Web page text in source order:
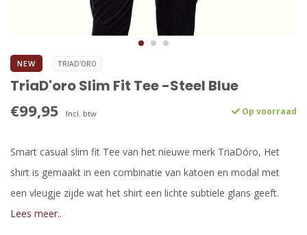
NEW TRIAD'ORO
TriaD'oro Slim Fit Tee -Steel Blue
€99,95 Incl. btw Op voorraad
Smart casual slim fit Tee van het nieuwe merk TriaDóro, Het
shirt is gemaakt in een combinatie van katoen en modal met
een vleugje zijde wat het shirt een lichte subtiele glans geeft.
Lees meer..